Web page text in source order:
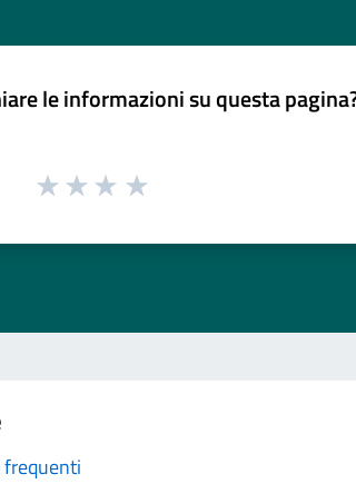
le informazioni su questa
frequenti